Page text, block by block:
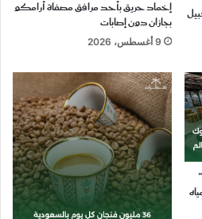
إخماد حريق بأحد مرافق مصفاة أرامكو
بجازان دون إصابات
9 أغسطس، 2026